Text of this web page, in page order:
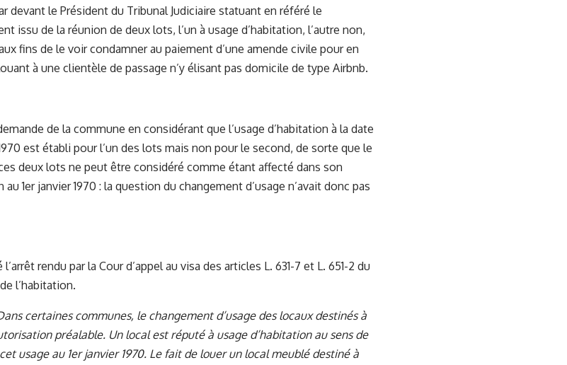
devant le Président du Tribunal Judiciaire statuant en référé le
issu de la réunion de deux lots, l’un à usage d’habitation, l’autre non,
fins de le voir condamner au paiement d’une amende civile pour en
à une clientèle de passage n’y élisant pas domicile de type Airbnb.
de la commune en considérant que l’usage d’habitation à la date
est établi pour l’un des lots mais non pour le second, de sorte que le
deux lots ne peut être considéré comme étant affecté dans son
au 1er janvier 1970 : la question du changement d’usage n’avait donc pas
rendu par la Cour d’appel au visa des articles L. 631-7 et L. 651-2 du
l’habitation.
certaines communes, le changement d’usage des locaux destinés à
préalable. Un local est réputé à usage d’habitation au sens de
usage au 1er janvier 1970. Le fait de louer un local meublé destiné à